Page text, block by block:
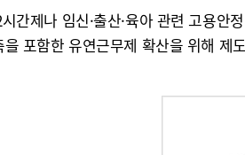
간제나 임신·출산·육아 관련 고용
포함한 유연근무제 확산을 위해 제